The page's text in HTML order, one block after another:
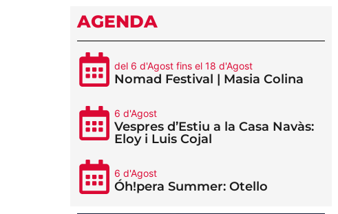
AGENDA
del 6 d'Agost fins el 18 d'Agost
Nomad Festival | Masia Colina
6 d'Agost
Vespres d’Estiu a la Casa Navàs:
Eloy i Luis Cojal
6 d'Agost
Óh!pera Summer: Otello